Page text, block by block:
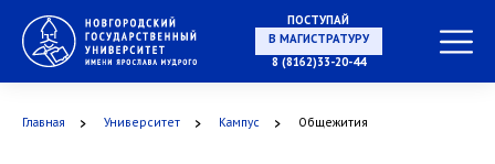
ПОСТУПАЙ
В МАГИСТРАТУРУ
8 (8162)33-20-44
Главная Университет Кампус Общежития